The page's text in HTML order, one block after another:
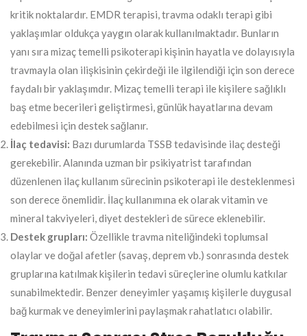
kritik noktalardır. EMDR terapisi, travma odaklı terapi gibi
yaklaşımlar oldukça yaygın olarak kullanılmaktadır. Bunların
yanı sıra mizaç temelli psikoterapi kişinin hayatla ve dolayısıyla
travmayla olan ilişkisinin çekirdeği ile ilgilendiği için son derece
faydalı bir yaklaşımdır. Mizaç temelli terapi ile kişilere sağlıklı
baş etme becerileri geliştirmesi, günlük hayatlarına devam
edebilmesi için destek sağlanır.
İlaç tedavisi: Bazı durumlarda TSSB tedavisinde ilaç desteği
gerekebilir. Alanında uzman bir psikiyatrist tarafından
düzenlenen ilaç kullanım sürecinin psikoterapi ile desteklenmesi
son derece önemlidir. İlaç kullanımına ek olarak vitamin ve
mineral takviyeleri, diyet destekleri de sürece eklenebilir.
Destek grupları: Özellikle travma niteliğindeki toplumsal
olaylar ve doğal afetler (savaş, deprem vb.) sonrasında destek
gruplarına katılmak kişilerin tedavi süreçlerine olumlu katkılar
sunabilmektedir. Benzer deneyimler yaşamış kişilerle duygusal
bağ kurmak ve deneyimlerini paylaşmak rahatlatıcı olabilir.